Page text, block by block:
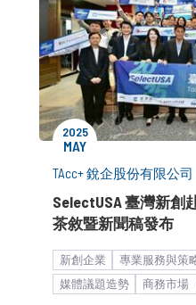
2025
MAY
TAcc+ 銳企股份有限公司
SelectUSA 臺灣新創
茶敘暨新聞稿發布
新創企業 專業服務與策
媒體議題造勢
商務市場